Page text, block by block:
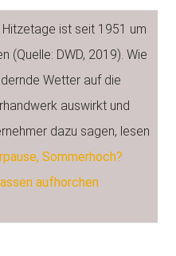
Hitzetage ist seit 1951 um
(Quelle: DWD, 2019). Wie
Wetter auf die
auswirkt und
dazu sagen, lesen
Sommerhoch?
aufhorchen